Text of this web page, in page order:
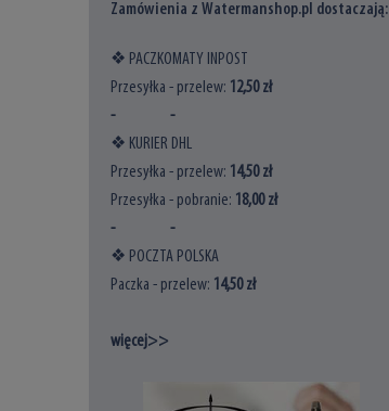
Zamówienia z Watermanshop.pl dostaczają:
❖ PACZKOMATY INPOST
Przesyłka - przelew: 12,50 zł
- -
❖ KURIER DHL
Przesyłka - przelew: 14,50 zł
Przesyłka - pobranie: 18,00 zł
- -
❖ POCZTA POLSKA
Paczka - przelew: 14,50 zł
więcej>>